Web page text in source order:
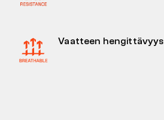
Vaatteen hengittävyys